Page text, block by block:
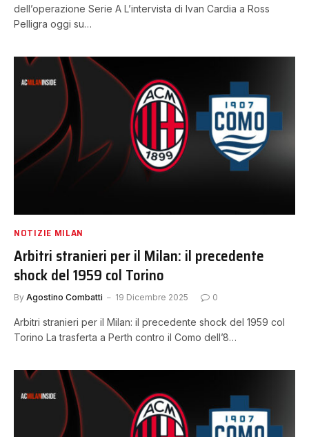
dell’operazione Serie A L’intervista di Ivan Cardia a Ross
Pelligra oggi su…
NOTIZIE MILAN
Arbitri stranieri per il Milan: il precedente
shock del 1959 col Torino
By Agostino Combatti 19 Dicembre 2025 0
Arbitri stranieri per il Milan: il precedente shock del 1959 col
Torino La trasferta a Perth contro il Como dell’8…